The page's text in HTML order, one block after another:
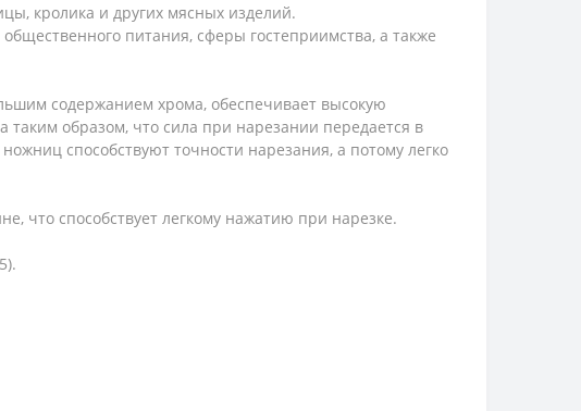
кролика и других мясных изделий.
питания, сферы гостеприимства, а также
содержанием хрома, обеспечивает высокую
таким образом, что сила при нарезании передается в
способствуют точности нарезания, а потому легко
что способствует легкому нажатию при нарезке.